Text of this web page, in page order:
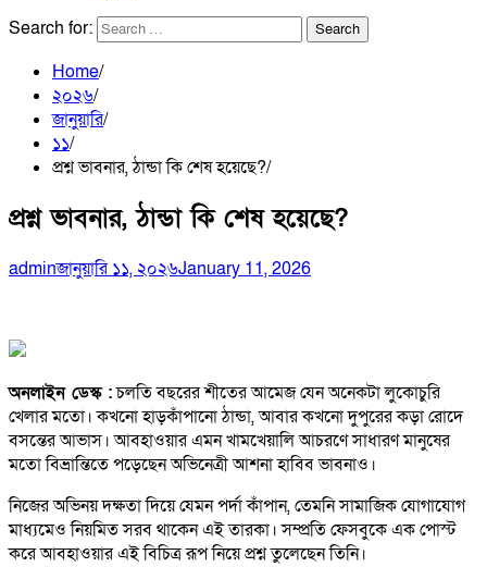
Search for:
Home
২০২৬
জানুয়ারি
১১
প্রশ্ন ভাবনার, ঠান্ডা কি শেষ হয়েছে?
প্রশ্ন ভাবনার, ঠান্ডা কি শেষ হয়েছে?
adminজানুয়ারি ১১, ২০২৬January 11, 2026
অনলাইন ডেস্ক :চলতি বছরের শীতের আমেজ যেন অনেকটা লুকোচুরি
খেলার মতো। কখনো হাড়কাঁপানো ঠান্ডা, আবার কখনো দুপুরের কড়া রোদে
বসন্তের আভাস। আবহাওয়ার এমন খামখেয়ালি আচরণে সাধারণ মানুষের
মতো বিভ্রান্তিতে পড়েছেন অভিনেত্রী আশনা হাবিব ভাবনাও।
নিজের অভিনয় দক্ষতা দিয়ে যেমন পর্দা কাঁপান, তেমনি সামাজিক যোগাযোগ
মাধ্যমেও নিয়মিত সরব থাকেন এই তারকা। সম্প্রতি ফেসবুকে এক পোস্ট
করে আবহাওয়ার এই বিচিত্র রূপ নিয়ে প্রশ্ন তুলেছেন তিনি।